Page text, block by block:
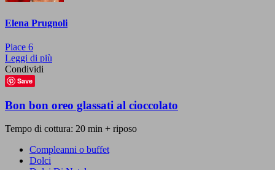
Elena Prugnoli
Piace 6
Leggi di più
Condividi
Save
Bon bon oreo glassati al cioccolato
Tempo di cottura: 20 min + riposo
Compleanni o buffet
Dolci